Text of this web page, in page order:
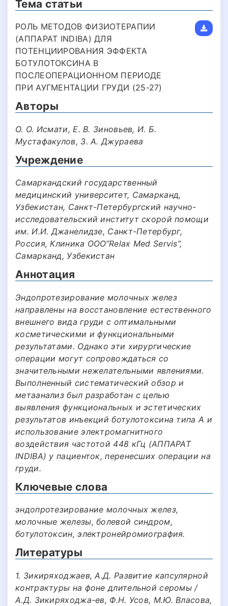
Тема статьи
РОЛЬ МЕТОДОВ ФИЗИОТЕРАПИИ
(АППАРАТ INDIBA) ДЛЯ
ПОТЕНЦИИРОВАНИЯ ЭФФЕКТА
БОТУЛОТОКСИНА В
ПОСЛЕОПЕРАЦИОННОМ ПЕРИОДЕ
ПРИ АУГМЕНТАЦИИ ГРУДИ (25-27)
Авторы
О. О. Исмати, Е. В. Зиновьев, И. Б.
Мустафакулов, З. А. Джураева
Учреждение
Самаркандский государственный
медицинский университет, Самарканд,
Узбекистан, Санкт-Петербургский научно-
исследовательский институт скорой помощи
им. И.И. Джанелидзе, Санкт-Петербург,
Россия, Клиника OOO“Relax Med Servis”,
Самарканд, Узбекистан
Аннотация
Эндопротезирование молочных желез
направлены на восстановление естественного
внешнего вида груди с оптимальными
косметическими и функциональными
результатами. Однако эти хирургические
операции могут сопровождаться со
значительными нежелательными явлениями.
Выполненный систематический обзор и
метаанализ был разработан с целью
выявления функциональных и эстетических
результатов инъекций ботулотоксина типа А и
использование электромагнитного
воздействия частотой 448 кГц (АППАРАТ
INDIBA) у пациенток, перенесших операции на
груди.
Ключевые слова
эндопротезирование молочных желез,
молочные железы, болевой синдром,
ботулотоксин, электронейромиография.
Литературы
1. Зикиряходжаев, А.Д. Развитие капсулярной
контрактуры на фоне длительной серомы /
А.Д. Зикиряходжа-ев, Ф.Н. Усов, М.Ю. Власова,